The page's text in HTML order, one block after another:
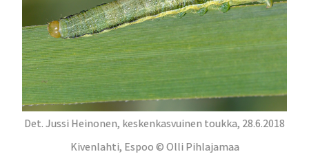
Det. Jussi Heinonen, keskenkasvuinen toukka, 28.6.2018
Kivenlahti, Espoo © Olli Pihlajamaa